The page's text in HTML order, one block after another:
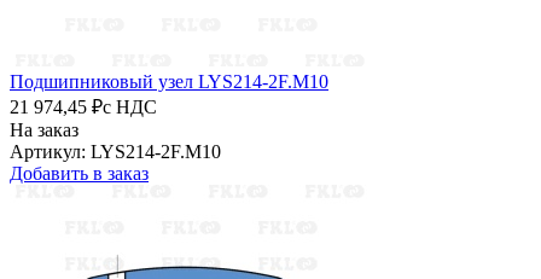
Подшипниковый узел LYS214-2F.M10
21 974,45 ₽с НДС
На заказ
Артикул: LYS214-2F.M10
Добавить в заказ